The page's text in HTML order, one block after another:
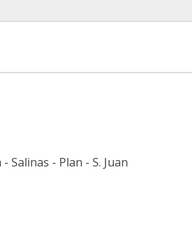
Salinas - Plan - S. Juan